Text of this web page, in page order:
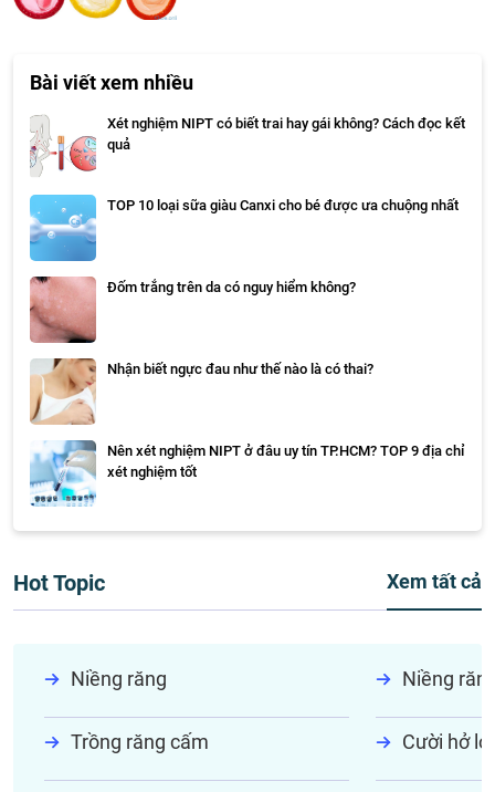
Bài viết xem nhiều
Xét nghiệm NIPT có biết trai hay gái không? Cách đọc kết
quả
TOP 10 loại sữa giàu Canxi cho bé được ưa chuộng nhất
Đốm trắng trên da có nguy hiểm không?
Nhận biết ngực đau như thế nào là có thai?
Nên xét nghiệm NIPT ở đâu uy tín TP.HCM? TOP 9 địa chỉ
xét nghiệm tốt
Hot Topic Xem tất cả
Niềng răng Niềng
Trồng răng cấm Cười hở lợi